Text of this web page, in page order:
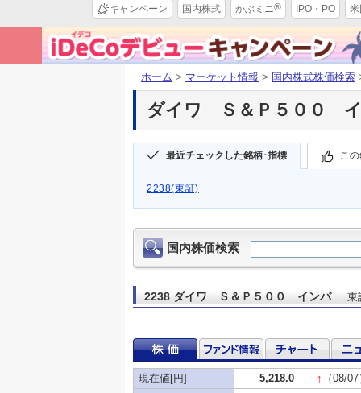
キャンペーン 国内株式 かぶミニ® IPO・PO
ホーム > マーケット情報 > 国内株式株価検索
ダイワ Ｓ＆Ｐ５００ イ
最近チェックした銘柄･指標 こ
2238(東証)